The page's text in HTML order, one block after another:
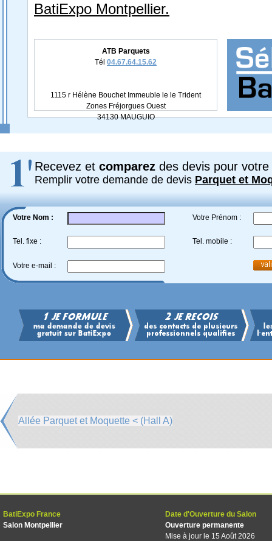
BatiExpo Montpellier.
ATB Parquets
Tél 04.67.64.15.62
1115 r Hélène Bouchet Immeuble le le Trident
Zones Fréjorgues Ouest
34130 MAUGUIO
Recevez et comparez des devis pour votre
Remplir votre demande de devis Parquet et
Votre Nom : Votre Prénom :
Tel. fixe : Tel. mobile :
Votre e-mail :
Allée Parquet et Moquette < (Hall A)
BatiExpo France
Salon Montpellier
Date d'Ouverture du Salon
Ouverture permanente
Mise à jour le 15 Août 2026